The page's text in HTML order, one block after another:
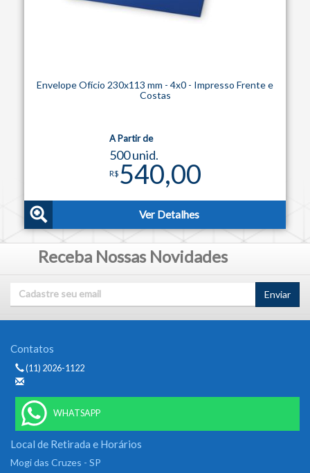
Envelope Ofício 230x113 mm - 4x0 - Impresso Frente e
Costas
A Partir de
500 unid.
R$ 540,00
Ver Detalhes
Receba Nossas Novidades
Enviar
Contatos
(11) 2026-1122
WHATSAPP
Local de Retirada e Horários
Mogi das Cruzes - SP